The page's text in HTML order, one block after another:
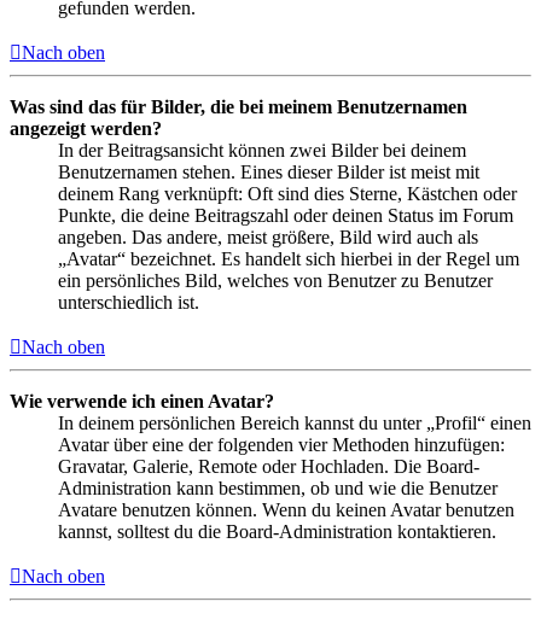
gefunden werden.
Nach oben
Was sind das für Bilder, die bei meinem Benutzernamen
angezeigt werden?
In der Beitragsansicht können zwei Bilder bei deinem
Benutzernamen stehen. Eines dieser Bilder ist meist mit
deinem Rang verknüpft: Oft sind dies Sterne, Kästchen oder
Punkte, die deine Beitragszahl oder deinen Status im Forum
angeben. Das andere, meist größere, Bild wird auch als
„Avatar“ bezeichnet. Es handelt sich hierbei in der Regel um
ein persönliches Bild, welches von Benutzer zu Benutzer
unterschiedlich ist.
Nach oben
Wie verwende ich einen Avatar?
In deinem persönlichen Bereich kannst du unter „Profil“ einen
Avatar über eine der folgenden vier Methoden hinzufügen:
Gravatar, Galerie, Remote oder Hochladen. Die Board-
Administration kann bestimmen, ob und wie die Benutzer
Avatare benutzen können. Wenn du keinen Avatar benutzen
kannst, solltest du die Board-Administration kontaktieren.
Nach oben